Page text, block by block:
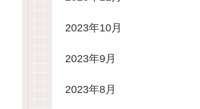
2023年10月
2023年9月
2023年8月